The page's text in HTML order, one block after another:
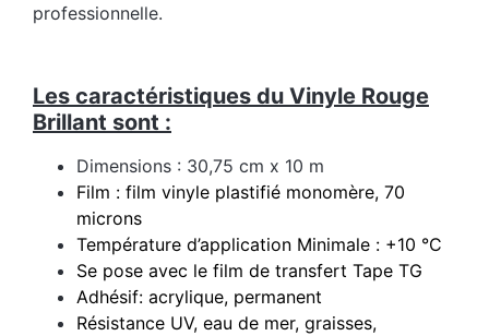
professionnelle.
Les caractéristiques du Vinyle Rouge
Brillant sont :
Dimensions : 30,75 cm x 10 m
Film : film vinyle plastifié monomère, 70
microns
Température d’application Minimale : +10 °C
Se pose avec le film de transfert Tape TG
Adhésif: acrylique, permanent
Résistance UV, eau de mer, graisses,